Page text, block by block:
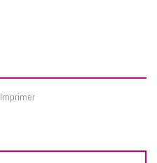
Imprimer